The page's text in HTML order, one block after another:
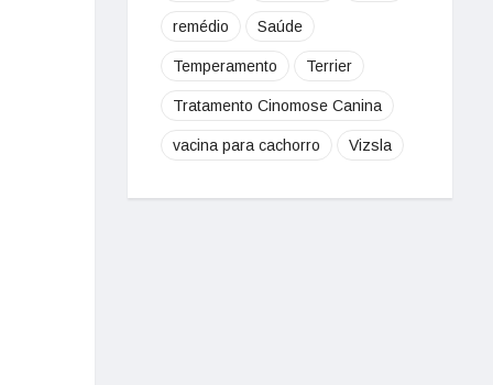
remédio Saúde
Temperamento Terrier
Tratamento Cinomose Canina
vacina para cachorro Vizsla